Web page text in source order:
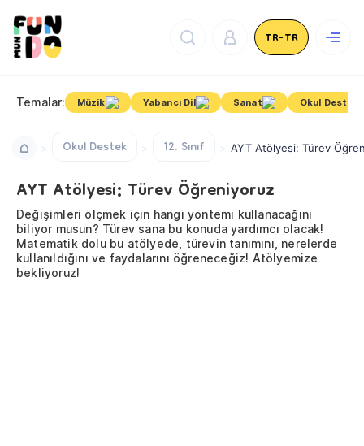
TR-TR
Temalar: Müzik Yabancı Dil Sanat Okul Destek
Okul Destek 12. Sınıf AYT Atölyesi: Türev
AYT Atölyesi: Türev Öğreniyoruz
Değişimleri ölçmek için hangi yöntemi kullanacağını
biliyor musun? Türev sana bu konuda yardımcı olacak!
Matematik dolu bu atölyede, türevin tanımını, nerelerde
kullanıldığını ve faydalarını öğreneceğiz! Atölyemize
bekliyoruz!